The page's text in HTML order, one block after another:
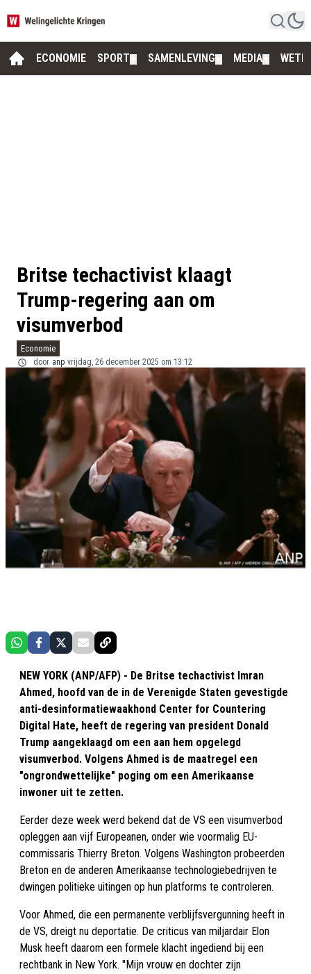
ECONOMIE SPORT SAMENLEVING MEDIA
Britse techactivist klaagt
Trump-regering aan om
visumverbod
Economie
door anp vrijdag, 26 december 2025 om 13:12
NEW YORK (ANP/AFP) - De Britse techactivist Imran
Ahmed, hoofd van de in de Verenigde Staten gevestigde
anti-desinformatiewaakhond Center for Countering
Digital Hate, heeft de regering van president Donald
Trump aangeklaagd om een aan hem opgelegd
visumverbod. Volgens Ahmed is de maatregel een
"ongrondwettelijke" poging om een Amerikaanse
inwoner uit te zetten.
Eerder deze week werd bekend dat de VS een visumverbod
opleggen aan vijf Europeanen, onder wie voormalig EU-
commissaris Thierry Breton. Volgens Washington probeerden
Breton en de anderen Amerikaanse technologiebedrijven te
dwingen politieke uitingen op hun platforms te controleren.
Voor Ahmed, die een permanente verblijfsvergunning heeft in
de VS, dreigt nu deportatie. De criticus van miljardair Elon
Musk heeft daarom een formele klacht ingediend bij een
rechtbank in New York. "Mijn vrouw en dochter zijn